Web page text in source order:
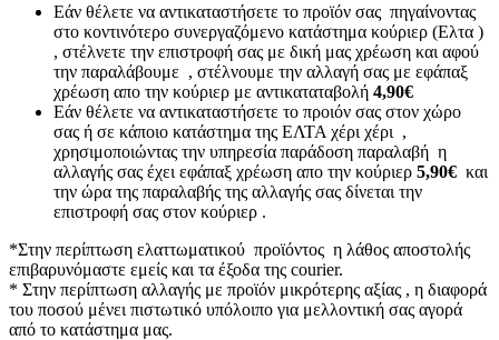
Εάν θέλετε να αντικαταστήσετε το προϊόν σας πηγαίνοντας
στο κοντινότερο συνεργαζόμενο κατάστημα κούριερ (Ελτα )
, στέλνετε την επιστροφή σας με δική μας χρέωση και αφού
την παραλάβουμε , στέλνουμε την αλλαγή σας με εφάπαξ
χρέωση απο την κούριερ με αντικαταταβολή 4,90€
Εάν θέλετε να αντικαταστήσετε το προιόν σας στον χώρο
σας ή σε κάποιο κατάστημα της ΕΛΤΑ χέρι χέρι ,
χρησιμοποιώντας την υπηρεσία παράδοση παραλαβή η
αλλαγής σας έχει εφάπαξ χρέωση απο την κούριερ 5,90€ και
την ώρα της παραλαβής της αλλαγής σας δίνεται την
επιστροφή σας στον κούριερ .
*Στην περίπτωση ελαττωματικού προϊόντος η λάθος αποστολής
επιβαρυνόμαστε εμείς και τα έξοδα της courier.
* Στην περίπτωση αλλαγής με προϊόν μικρότερης αξίας , η διαφορά
του ποσού μένει πιστωτικό υπόλοιπο για μελλοντική σας αγορά
από το κατάστημα μας.